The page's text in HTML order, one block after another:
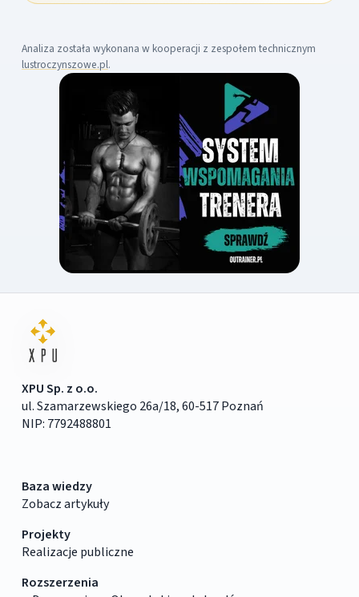
Analiza została wykonana w kooperacji z zespołem technicznym
lustroczynszowe.pl.
XPU Sp. z o.o.
ul. Szamarzewskiego 26a/18, 60-517 Poznań
NIP: 7792488801
Baza wiedzy
Zobacz artykuły
Projekty
Realizacje publiczne
Rozszerzenia